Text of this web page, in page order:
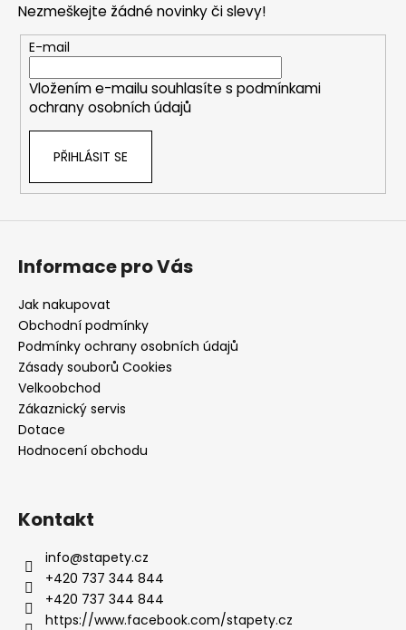
Nezmeškejte žádné novinky či slevy!
E-mail
Vložením e-mailu souhlasíte s podmínkami
ochrany osobních údajů
PŘIHLÁSIT SE
Informace pro Vás
Jak nakupovat
Obchodní podmínky
Podmínky ochrany osobních údajů
Zásady souborů Cookies
Velkoobchod
Zákaznický servis
Dotace
Hodnocení obchodu
Kontakt
info@stapety.cz
+420 737 344 844
+420 737 344 844
https://www.facebook.com/stapety.cz